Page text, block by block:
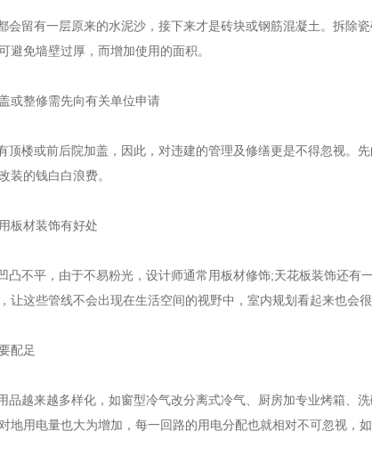
会留有一层原来的水泥沙，接下来才是砖块或钢筋混凝土。拆除
避免墙壁过厚，而增加使用的面积。
盖或整修需先向有关单位申请
顶楼或前后院加盖，因此，对违建的管理及修缮更是不得忽视。
装的钱白白浪费。
板材装饰有好处
凸不平，由于不易粉光，设计师通常用板材修饰;天花板装饰还有
让这些管线不会出现在生活空间的视野中，室内规划看起来也会很
配足
品越来越多样化，如窗型冷气改分离式冷气、厨房加专业烤箱、
地用电量也大为增加，每一回路的用电分配也就相对不可忽视，